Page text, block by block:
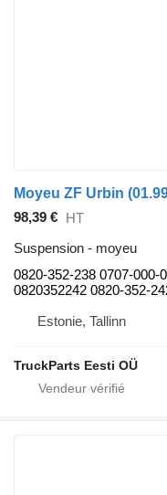
98,39 € HT
Suspension - moyeu
0820-352-238 0707-000-
0820352242 0820-352-
Estonie, Tallinn
TruckParts Eesti OÜ